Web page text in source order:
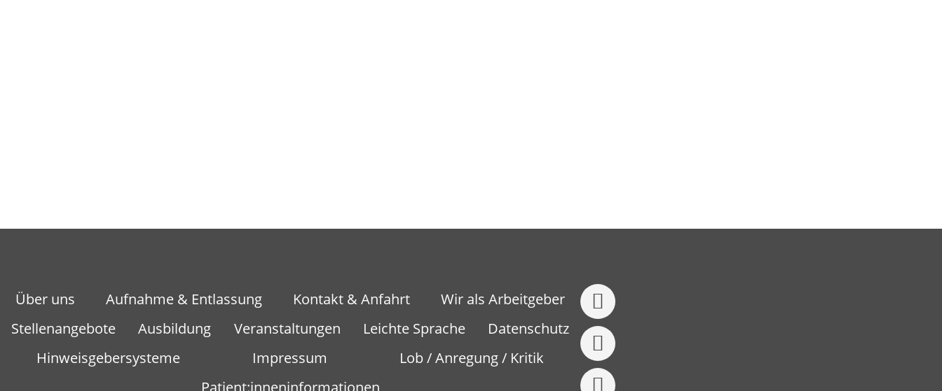
Über uns Aufnahme & Entlassung Kontakt & Anfahrt
Wir als Arbeitgeber
Stellenangebote
Ausbildung Veranstaltungen Leichte Sprache
Datenschutz
Hinweisgebersysteme
Impressum
Lob / Anregung / Kritik
Patient:inneninformationen